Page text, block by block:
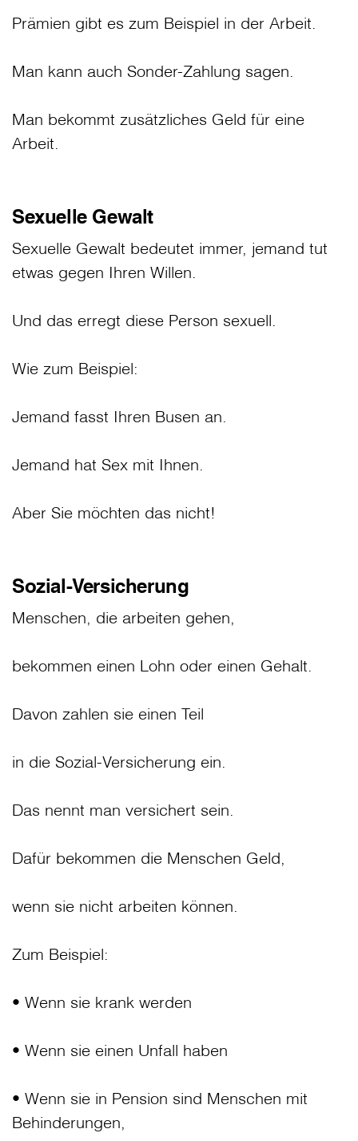
Prämien gibt es zum Beispiel in der Arbeit.
Man kann auch Sonder-Zahlung sagen.
Man bekommt zusätzliches Geld für eine
Arbeit.
Sexuelle Gewalt
Sexuelle Gewalt bedeutet immer, jemand tut
etwas gegen Ihren Willen.
Und das erregt diese Person sexuell.
Wie zum Beispiel:
Jemand fasst Ihren Busen an.
Jemand hat Sex mit Ihnen.
Aber Sie möchten das nicht!
Sozial-Versicherung
Menschen, die arbeiten gehen,
bekommen einen Lohn oder einen Gehalt.
Davon zahlen sie einen Teil
in die Sozial-Versicherung ein.
Das nennt man versichert sein.
Dafür bekommen die Menschen Geld,
wenn sie nicht arbeiten können.
Zum Beispiel:
• Wenn sie krank werden
• Wenn sie einen Unfall haben
• Wenn sie in Pension sind Menschen mit
Behinderungen,